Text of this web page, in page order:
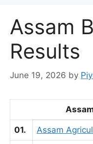
Assam
Results
June 19, 2026 by
01. Assam